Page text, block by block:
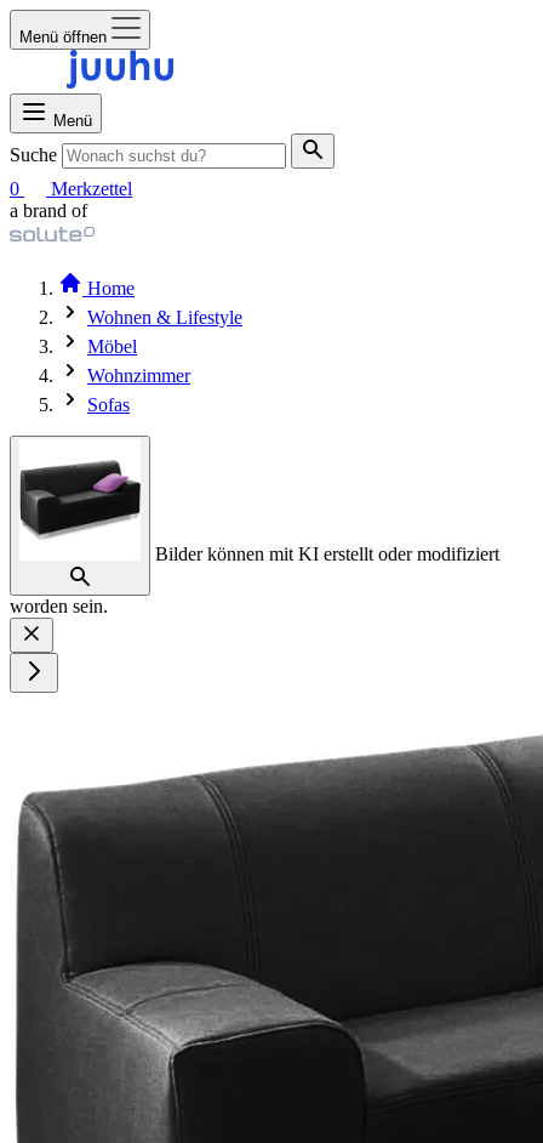
Menü öffnen
Menü
Suche
0
Merkzettel
a brand of
Home
Wohnen & Lifestyle
Möbel
Wohnzimmer
Sofas
Bilder können mit KI erstellt oder modifiziert
worden sein.